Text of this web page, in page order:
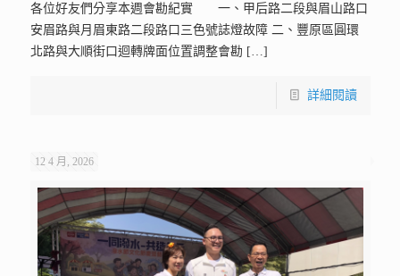
各位好友們分享本週會勘紀實 一、甲后路二段與眉山路口
安眉路與月眉東路二段路口三色號誌燈故障 二、豐原區圓環
北路與大順街口迴轉牌面位置調整會勘 […]
詳細閱讀
12 4 月, 2026